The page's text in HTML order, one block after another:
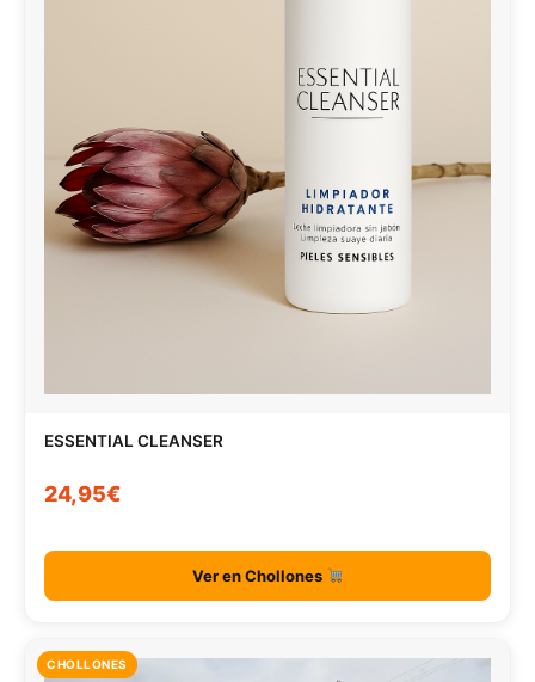
ESSENTIAL CLEANSER
24,95€
Ver en Chollones
CHOLLONES